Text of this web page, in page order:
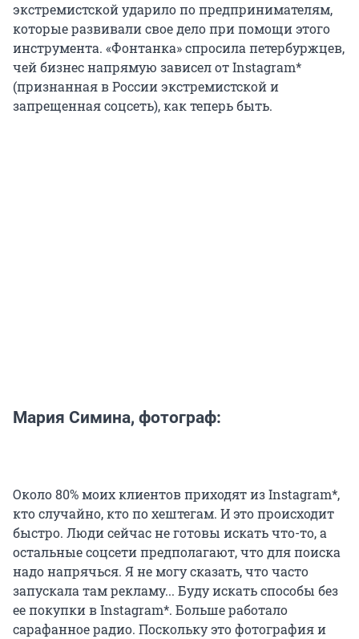
экстремистской ударило по предпринимателям,
которые развивали свое дело при помощи этого
инструмента. «Фонтанка» спросила петербуржцев,
чей бизнес напрямую зависел от Instagram*
(признанная в России экстремистской и
запрещенная соцсеть), как теперь быть.
Мария Симина, фотограф:
Около 80% моих клиентов приходят из Instagram*,
кто случайно, кто по хештегам. И это происходит
быстро. Люди сейчас не готовы искать что-то, а
остальные соцсети предполагают, что для поиска
надо напрячься. Я не могу сказать, что часто
запускала там рекламу... Буду искать способы без
ее покупки в Instagram*. Больше работало
сарафанное радио. Поскольку это фотография и